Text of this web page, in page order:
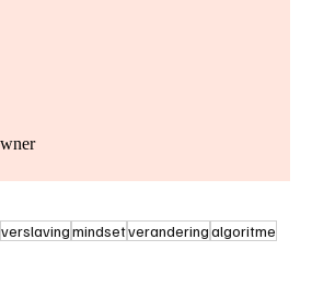
verslavingmindsetveranderingalgoritme